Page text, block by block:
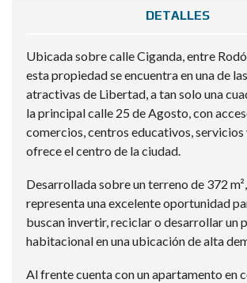
DETALLES
Ubicada sobre calle Ciganda, entre
esta propiedad se encuentra en una de
atractivas de Libertad, a tan solo una
la principal calle 25 de Agosto, con
comercios, centros educativos,
ofrece el centro de la ciudad.
Desarrollada sobre un terreno de 372
representa una excelente oportunidad
buscan invertir, reciclar o desarrollar un
habitacional en una ubicación de alta
Al frente cuenta con un apartamento en